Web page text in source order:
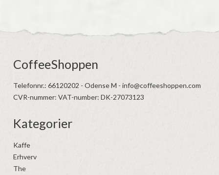
CoffeeShoppen
Telefonnr.: 66120202 - Odense M - info@coffeeshoppen.com
CVR-nummer: VAT-number: DK-27073123
Kategorier
Kaffe
Erhverv
The